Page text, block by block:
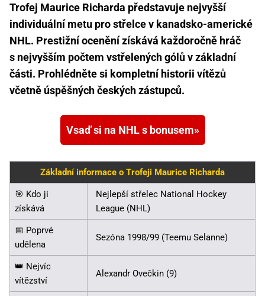
Trofej Maurice Richarda představuje nejvyšší
individuální metu pro střelce v kanadsko-americké
NHL. Prestižní ocenění získává každoročně hráč
s nejvyšším počtem vstřelených gólů v základní
části. Prohlédněte si kompletní historii vítězů
včetně úspěšných českých zástupců.
Vsaď si na NHL s bonusem
Základní informace o Trofeji Maurice Richarda
🎯 Kdo ji
získává
Nejlepší střelec National Hockey
League (NHL)
📅 Poprvé
udělena
Sezóna 1998/99 (Teemu Selanne)
👑 Nejvíc
vítězství
Alexandr Ovečkin (9)